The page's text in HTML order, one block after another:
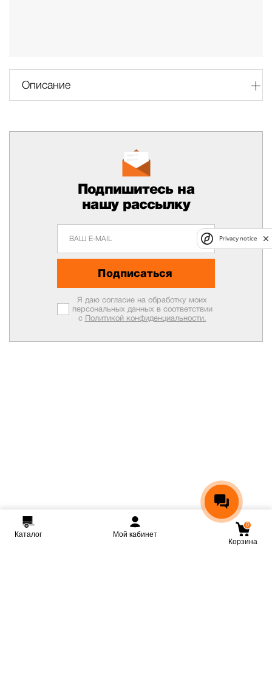
Описание
Подпишитесь на
нашу рассылку
Подписаться
Я даю согласие на обработку моих
персональных данных в соответствии
с Политикой конфиденциальности.
Каталог Мой кабинет
0
Корзина
Privacy notice